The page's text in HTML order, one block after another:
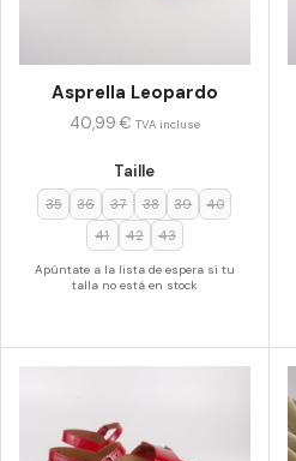
Asprella Leopardo
Taille
35 36 37 38 39
40
41
42 43
Apúntate a la lista de espera si tu
talla no está en stock
40,99 € TVA incluse